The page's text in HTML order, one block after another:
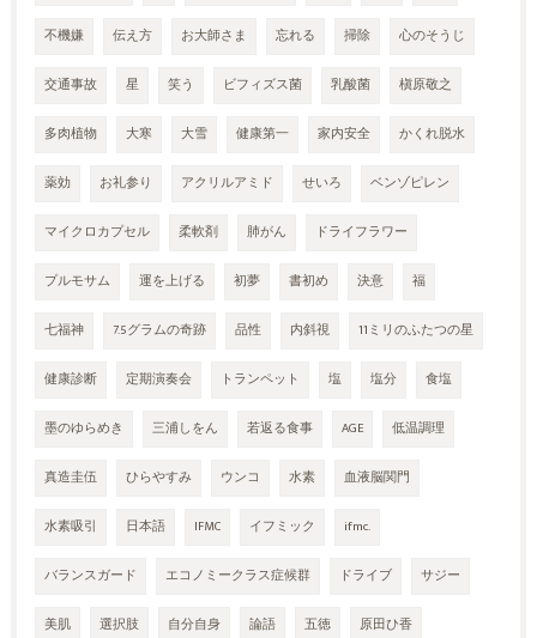
不機嫌 伝え方 お大師さま 忘れる 掃除 心のそうじ
交通事故 星 笑う ビフィズス菌 乳酸菌 槇原敬之
多肉植物 大寒 大雪 健康第一 家内安全 かくれ脱水
薬効 お礼参り アクリルアミド せいろ ベンゾピレン
マイクロカプセル 柔軟剤 肺がん ドライフラワー
プルモサム 運を上げる 初夢 書初め 決意 福
七福神 7.5グラムの奇跡 品性 内斜視 11ミリのふたつの星
健康診断 定期演奏会 トランペット 塩 塩分 食塩
墨のゆらめき 三浦しをん 若返る食事 AGE 低温調理
真造圭伍 ひらやすみ ウンコ 水素 血液脳関門
水素吸引 日本語 IFMC イフミック ifmc.
バランスガード エコノミークラス症候群 ドライブ サジー
美肌 選択肢 自分自身 論語 五徳 原田ひ香